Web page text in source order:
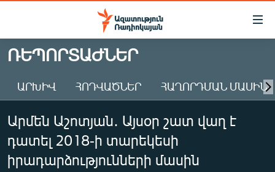
Մատչելիության
Անցնել
հիմնական
Անցնել
հիմնական
մենյուին
ԱԶԱՏՈՒԹՅՈՒՆ TV
ՀԱՅԱՍՏԱՆ
ԸՆՏՐՈՒԹՅՈՒՆՆԵՐ 2026
ԻՐԱՎՈՒՆՔ
ՌԵՊՈՐՏԱԺՆԵՐ
ԱՐԽԻՎ ՀՈԴՎԱԾՆԵՐ ՀԱՂՈՐԴՄԱՆ ՄԱՍԻՆ
Արմեն Աշոտյան․ Այսօր շատ վաղ է
դատել 2018-ի տարեկեսի
իրադարձությունների մասին